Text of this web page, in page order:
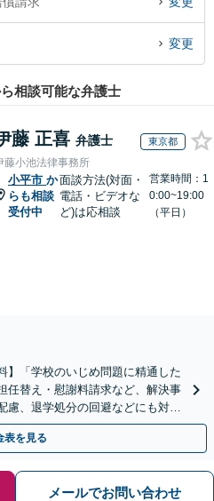
小平市内の弁護士に相談予約したい』な
す。
変更
相談可能な弁護士
藤 正喜 弁護士 東京都
藤小池法律事務所
小平市 か
らも相談
受付中
面談方法(対面・
電話・ビデオな
ど)は応相談
営業時間：1
0:00~19:00
（平日）
】「学校のいじめ問題に精通した
任替え・慰謝料請求など、解決事
慮、退学処分の回避などにも対応
全個室】
表を見る
メールでお問い合わせ